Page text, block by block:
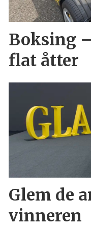
Boksing
flat åtter
Glem de
vinneren